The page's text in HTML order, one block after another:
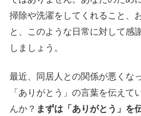
掃除や洗濯をしてくれること、
と、このような日常に対して感
しましょう。
最近、同居人との関係が悪くな
「ありがとう」の言葉を伝え
んか？ まずは「ありがとう」を